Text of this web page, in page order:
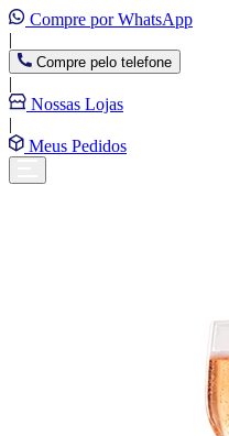
Compre por WhatsApp
|
Compre pelo telefone
|
Nossas Lojas
|
Meus Pedidos